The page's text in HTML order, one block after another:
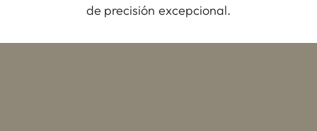
de precisión excepcional.